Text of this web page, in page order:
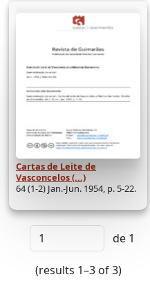
Cartas de Leite de
Vasconcelos (...)
64 (1-2) Jan.-Jun. 1954, p. 5-22.
de 1
(results 1–3 of 3)